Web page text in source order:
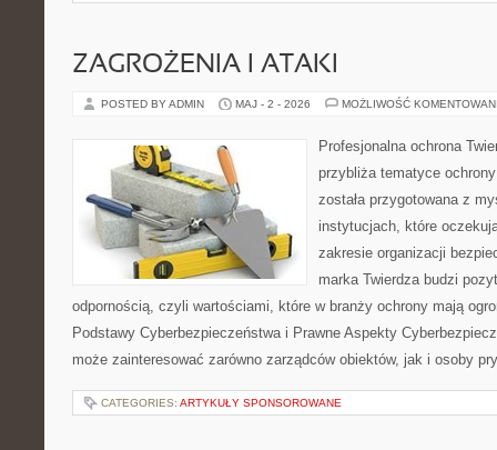
ZAGROŻENIA I ATAKI
POSTED BY ADMIN MAJ - 2 - 2026 MOŻLIWOŚĆ
Profesjonalna ochrona
przybliża tematyce
została przygotowana z
instytucjach, które
zakresie organizacji
marka Twierdza budzi
odpornością, czyli wartościami, które w branży ochrony mają
Podstawy Cyberbezpieczeństwa i Prawne Aspekty
może zainteresować zarówno zarządców obiektów, jak i osoby
CATEGORIES: ARTYKUŁY SPONSOROWANE